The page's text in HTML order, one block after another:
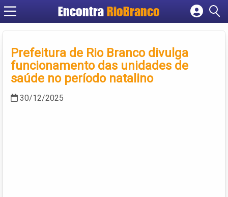
Encontra RioBranco
Cadastrar empresa
Criar conta
Prefeitura de Rio Branco divulga
funcionamento das unidades de
saúde no período natalino
30/12/2025